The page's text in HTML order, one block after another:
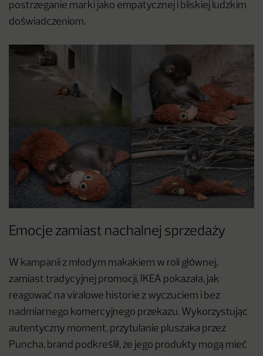
postrzeganie marki jako empatycznej i bliskiej ludzkim
doświadczeniom.
Emocje zamiast nachalnej sprzedaży
W kampanii z młodym makakiem w roli głównej,
zamiast tradycyjnej promocji, IKEA pokazała, jak
reagować na viralowe historie z wyczuciem i bez
nadmiarnego komercyjnego przekazu. Wykorzystując
autentyczny moment, przytulanie pluszaka przez
Puncha, brand podkreślił, że jego produkty mogą mieć